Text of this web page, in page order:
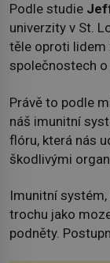
Podle studie
univerzity v St.
těle oproti lidem
společnostech o
Právě to podle
náš imunitní
flóru, která nás
škodlivými
Imunitní
trochu jako
podněty.